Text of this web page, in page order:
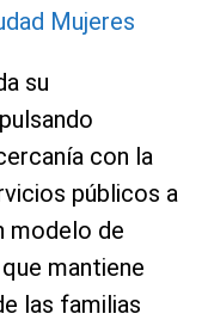
Mujeres
su
con la
públicos a
modelo de
mantiene
las familias